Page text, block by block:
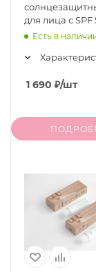
для лица с SPF
PA++++
Есть в
1 690 ₽/шт